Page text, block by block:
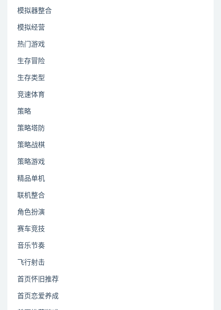
模拟器整合
模拟经营
热门游戏
生存冒险
生存类型
竞速体育
策略
策略塔防
策略战棋
策略游戏
精品单机
联机整合
角色扮演
赛车竞技
音乐节奏
飞行射击
首页怀旧推荐
首页恋爱养成